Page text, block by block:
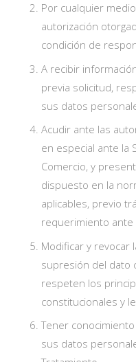
Por cualquier
autorización
condición de
A recibir
previa solicitud,
sus datos
Acudir ante las
en especial ante la
Comercio, y
dispuesto en la
aplicables, previo
requerimiento
Modificar y revocar
supresión del dato
respeten los
constitucionales y
Tener
sus datos